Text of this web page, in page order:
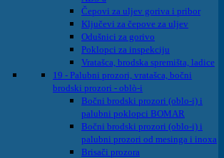
Čepovi za uljev goriva i pribor
Ključevi za čepove za uljev
Odušnici za gorivo
Poklopci za inspekciju
Vratašca, brodska spremišta, ladice
19 - Palubni prozori, vratašca, bočni
brodski prozori - oblò-i
Bočni brodski prozori (oblo-i) i
palubni poklopci BOMAR
Bočni brodski prozori (oblo-i) i
palubni prozori od mesinga i inoxa
Brisači prozora